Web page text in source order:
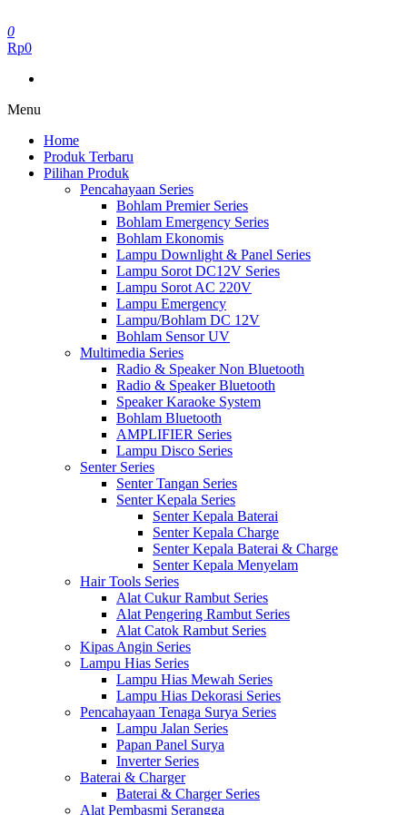
to
the
0
Rp0
Menu
Home
Produk Terbaru
Pilihan Produk
Pencahayaan Series
Bohlam Premier Series
Bohlam Emergency Series
Bohlam Ekonomis
Lampu Downlight & Panel Series
Lampu Sorot DC12V Series
Lampu Sorot AC 220V
Lampu Emergency
Lampu/Bohlam DC 12V
Bohlam Sensor UV
Multimedia Series
Radio & Speaker Non Bluetooth
Radio & Speaker Bluetooth
Speaker Karaoke System
Bohlam Bluetooth
AMPLIFIER Series
Lampu Disco Series
Senter Series
Senter Tangan Series
Senter Kepala Series
Senter Kepala Baterai
Senter Kepala Charge
Senter Kepala Baterai & Charge
Senter Kepala Menyelam
Hair Tools Series
Alat Cukur Rambut Series
Alat Pengering Rambut Series
Alat Catok Rambut Series
Kipas Angin Series
Lampu Hias Series
Lampu Hias Mewah Series
Lampu Hias Dekorasi Series
Pencahayaan Tenaga Surya Series
Lampu Jalan Series
Papan Panel Surya
Inverter Series
Baterai & Charger
Baterai & Charger Series
Alat Pembasmi Serangga